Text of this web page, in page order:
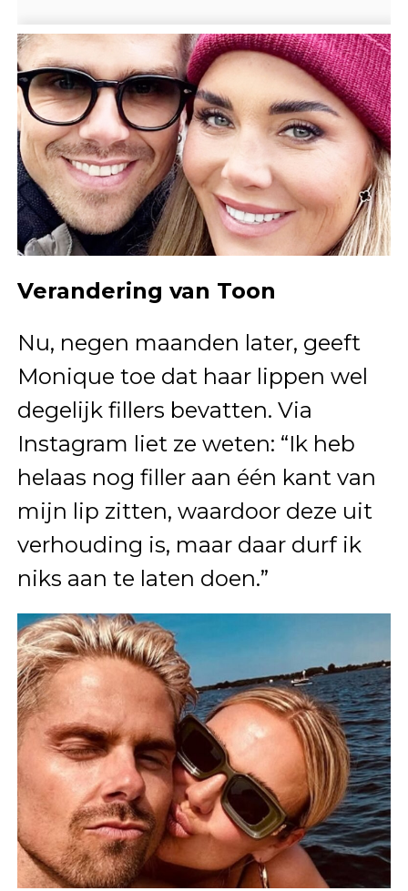
Verandering van Toon
Nu, negen maanden later, geeft
Monique toe dat haar lippen wel
degelijk fillers bevatten. Via
Instagram liet ze weten: “Ik heb
helaas nog filler aan één kant van
mijn lip zitten, waardoor deze uit
verhouding is, maar daar durf ik
niks aan te laten doen.”